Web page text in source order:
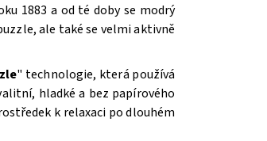
1883 a od té doby se modrý
ale také se velmi aktivně
" technologie, která používá
hladké a bez papírového
k relaxaci po dlouhém